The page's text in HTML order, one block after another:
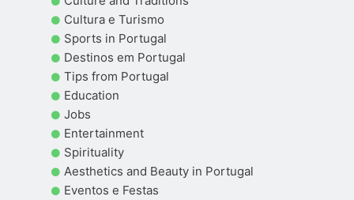
Cultura e Turismo
Sports in Portugal
Destinos em Portugal
Tips from Portugal
Education
Jobs
Entertainment
Spirituality
Aesthetics and Beauty in Portugal
Eventos e Festas